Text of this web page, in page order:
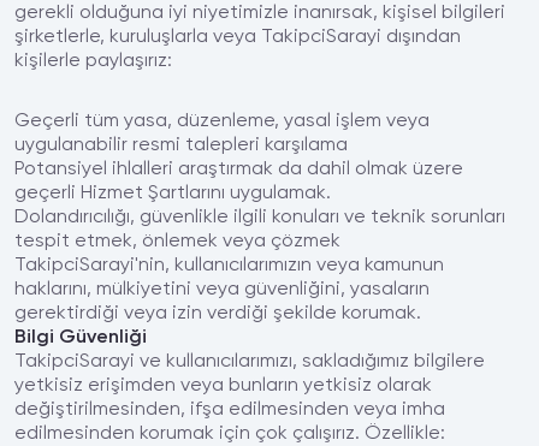
gerekli olduğuna iyi niyetimizle inanırsak, kişisel bilgileri
şirketlerle, kuruluşlarla veya TakipciSarayi dışından
kişilerle paylaşırız:
Geçerli tüm yasa, düzenleme, yasal işlem veya
uygulanabilir resmi talepleri karşılama
Potansiyel ihlalleri araştırmak da dahil olmak üzere
geçerli Hizmet Şartlarını uygulamak.
Dolandırıcılığı, güvenlikle ilgili konuları ve teknik sorunları
tespit etmek, önlemek veya çözmek
TakipciSarayi'nin, kullanıcılarımızın veya kamunun
haklarını, mülkiyetini veya güvenliğini, yasaların
gerektirdiği veya izin verdiği şekilde korumak.
Bilgi Güvenliği
TakipciSarayi ve kullanıcılarımızı, sakladığımız bilgilere
yetkisiz erişimden veya bunların yetkisiz olarak
değiştirilmesinden, ifşa edilmesinden veya imha
edilmesinden korumak için çok çalışırız. Özellikle: